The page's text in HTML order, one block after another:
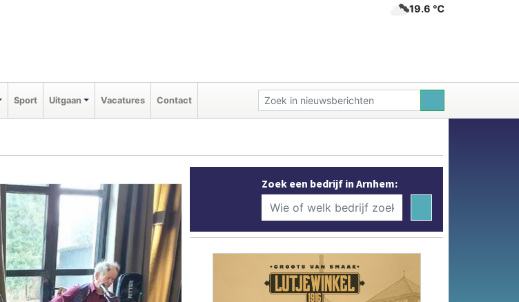
19.6 ℃
Sport Uitgaan Vacatures Contact
Zoek een bedrijf in Arnhem: